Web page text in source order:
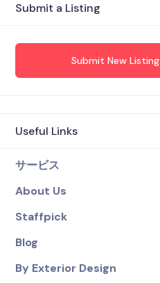
Submit a Listing
Submit New Listing
Useful Links
サービス
About Us
Staffpick
Blog
By Exterior Design